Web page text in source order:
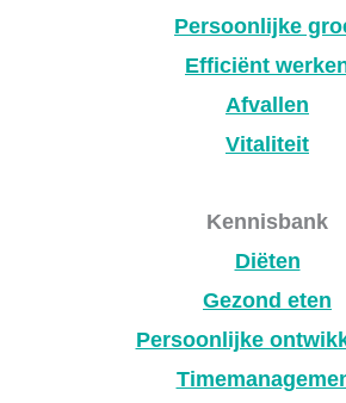
Persoonlijke
Efficiënt
Afvallen
Vitaliteit
Kennisbank
Diëten
Gezond eten
Persoonlijke